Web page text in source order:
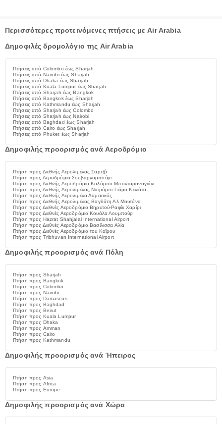
Περισσότερες προτεινόμενες πτήσεις με Air Arabia
Δημοφιλές δρομολόγιο της Air Arabia
Πτήσεις από Colombo έως Sharjah
Πτήσεις από Nairobi έως Sharjah
Πτήσεις από Dhaka έως Sharjah
Πτήσεις από Kuala Lumpur έως Sharjah
Πτήσεις από Sharjah έως Bangkok
Πτήσεις από Bangkok έως Sharjah
Πτήσεις από Kathmandu έως Sharjah
Πτήσεις από Sharjah έως Colombo
Πτήσεις από Sharjah έως Nairobi
Πτήσεις από Baghdad έως Sharjah
Πτήσεις από Cairo έως Sharjah
Πτήσεις από Phuket έως Sharjah
Δημοφιλής προορισμός ανά Αεροδρόμιο
Πτήση προς Διεθνής Αερολιμένας Σαρτζά
Πτήση προς Αεροδρόμιο Σουβαρναμπούμι
Πτήση προς Διεθνής Αεροδρόμιο Κολόμπο Μπανταραναγιάκι
Πτήση προς Διεθνής Αερολιμένας Ναϊρόμπι Γιόμο Κενιάτα
Πτήση προς Διεθνής Αερολιμένα Δαμασκός
Πτήση προς Διεθνής Αερολιμένας Βαγδάτη Αλ Μουτάνα
Πτήση προς Διεθνές Αεροδρόμιο Βηρυτού-Ραφίκ Χαρίρι
Πτήση προς Διεθνές Αεροδρόμιο Κουάλα Λουμπούρ
Πτήση προς Hazrat Shahjalal International Airport
Πτήση προς Διεθνές Αεροδρόμιο Βασίλισσα Αλία
Πτήση προς Διεθνές Αεροδρόμιο του Καΐρου
Πτήση προς Tribhuvan International Airport
Δημοφιλής προορισμός ανά Πόλη
Πτήση προς Sharjah
Πτήση προς Bangkok
Πτήση προς Colombo
Πτήση προς Nairobi
Πτήση προς Damascus
Πτήση προς Baghdad
Πτήση προς Beirut
Πτήση προς Kuala Lumpur
Πτήση προς Dhaka
Πτήση προς Amman
Πτήση προς Cairo
Πτήση προς Kathmandu
Δημοφιλής προορισμός ανά Ήπειρος
Πτήση προς Asia
Πτήση προς Africa
Πτήση προς Europe
Δημοφιλής προορισμός ανά Χώρα